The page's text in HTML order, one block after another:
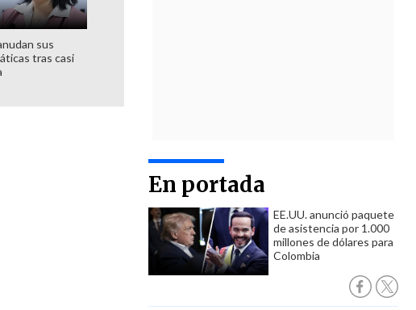
En portada
EE.UU. anunció paquete
de asistencia por 1.000
millones de dólares para
Colombia
sus
tras casi